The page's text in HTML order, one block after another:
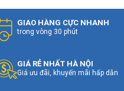
độ sáng vượt trội,
HDR10+
mạnh mẽ
tích hợp kho ứng
nâng tầm trải nghiệm
GIAO HÀNG CỰC NHANH
trong vòng 30 phút
GIÁ RẺ NHẤT HÀ NỘI
Giá ưu đãi, khuyến mãi hấp dẫn